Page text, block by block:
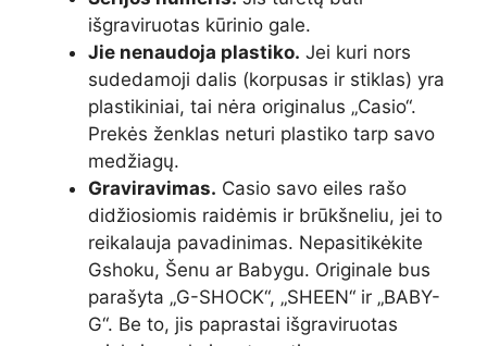
išgraviruotas kūrinio gale.
Jie nenaudoja plastiko. Jei kuri nors
sudedamoji dalis (korpusas ir stiklas) yra
plastikiniai, tai nėra originalus „Casio“.
Prekės ženklas neturi plastiko tarp savo
medžiagų.
Graviravimas. Casio savo eiles rašo
didžiosiomis raidėmis ir brūkšneliu, jei to
reikalauja pavadinimas. Nepasitikėkite
Gshoku, Šenu ar Babygu. Originale bus
parašyta „G-SHOCK“, „SHEEN“ ir „BABY-
G“. Be to, jis paprastai išgraviruotas